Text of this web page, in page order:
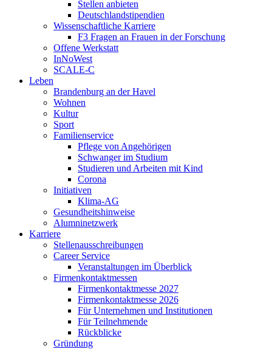
Stellen anbieten
Deutschlandstipendien
Wissenschaftliche Karriere
F3 Fragen an Frauen in der Forschung
Offene Werkstatt
InNoWest
SCALE-C
Leben
Brandenburg an der Havel
Wohnen
Kultur
Sport
Familienservice
Pflege von Angehörigen
Schwanger im Studium
Studieren und Arbeiten mit Kind
Corona
Initiativen
Klima-AG
Gesundheitshinweise
Alumninetzwerk
Karriere
Stellenausschreibungen
Career Service
Veranstaltungen im Überblick
Firmenkontaktmessen
Firmenkontaktmesse 2027
Firmenkontaktmesse 2026
Für Unternehmen und Institutionen
Für Teilnehmende
Rückblicke
Gründung